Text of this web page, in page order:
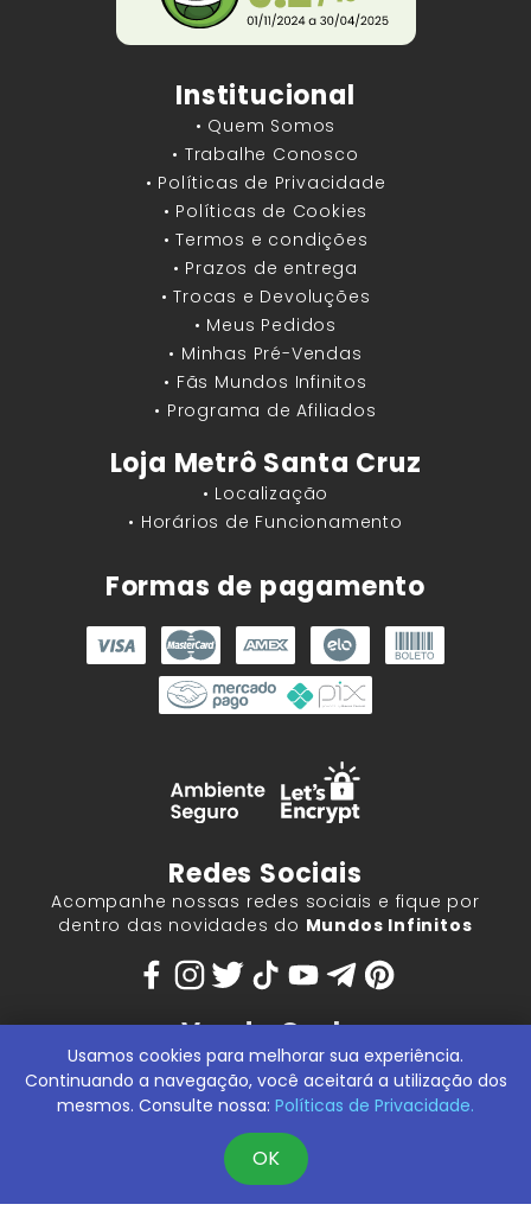
Institucional
• Quem Somos
• Trabalhe Conosco
• Políticas de Privacidade
• Políticas de Cookies
• Termos e condições
• Prazos de entrega
• Trocas e Devoluções
• Meus Pedidos
• Minhas Pré-Vendas
• Fãs Mundos Infinitos
• Programa de Afiliados
Loja Metrô Santa Cruz
• Localização
• Horários de Funcionamento
Formas de pagamento
Redes Sociais
Acompanhe nossas redes sociais e fique por
dentro das novidades do Mundos Infinitos
Venda Geek
Turbine seu negócio revendendo produtos Geek.
Entre em contatoe aproveite esta oportunidade!
Usamos cookies para melhorar sua experiência.
Continuando a navegação, você aceitará a utilização dos
mesmos. Consulte nossa: Políticas de Privacidade.
OK